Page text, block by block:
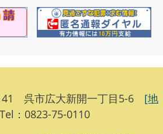
呉市広大新開一丁目5-6 [地
：0823-75-0110